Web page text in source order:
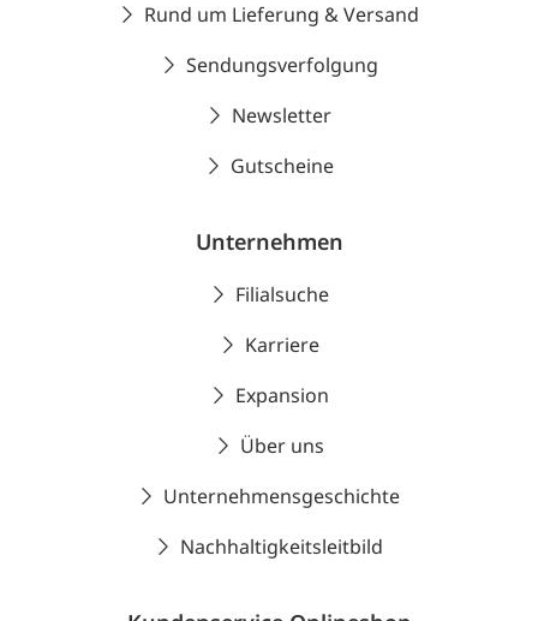
Rund um Lieferung & Versand
Sendungsverfolgung
Newsletter
Gutscheine
Unternehmen
Filialsuche
Karriere
Expansion
Über uns
Unternehmensgeschichte
Nachhaltigkeitsleitbild